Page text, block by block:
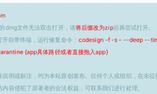
dmg文件无法双击打开，请将后缀改为zip后再尝试打开。
开自带终端，运行修复命令： codesign -f -s - --deep --
{app具体路径或者直接拖入app}
说明或标注，均为本站原创发布。任何个人或组织，在未
容侵犯了原著者的合法权益，可联系我们进行处理。